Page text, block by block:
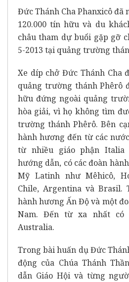
Đức Thánh Cha Phanxicô
120.000 tín hữu và du
châu tham dự buổi gặp gỡ
5-2013 tại quảng trường
Xe díp chở Đức Thánh Cha
quảng trường thánh Phêrô
hữu đứng ngoài quảng
hòa giải, vì họ không tìm
trường thánh Phêrô. Bên
hành hương đến từ các
từ nhiều giáo phận Italia
hướng dẫn, có các đoàn
Mỹ Latinh như Mêhicô,
Chile, Argentina và Brasil.
hành hương Ấn Độ và một
Nam. Đến từ xa nhất có
Australia.
Trong bài huấn dụ Đức
động của Chúa Thánh
dẫn Giáo Hội và từng